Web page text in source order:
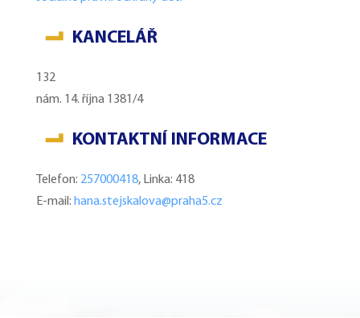
KANCELÁŘ
132
nám. 14. října 1381/4
KONTAKTNÍ INFORMACE
Telefon: 257000418, Linka: 418
E-mail: hana.stejskalova@praha5.cz